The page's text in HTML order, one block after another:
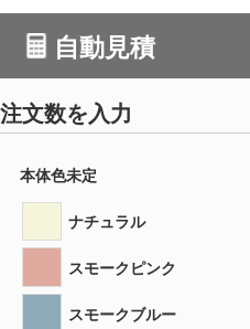
自動見積
注文数を入力
本体色未定
ナチュラル
スモークピンク
スモークブルー